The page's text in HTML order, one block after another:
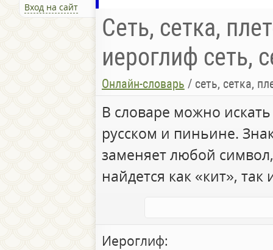
Вход на сайт
Сеть, сетка,
иероглиф сеть,
Онлайн-словарь / сеть, сетка,
В словаре можно
русском и пиньине.
заменяет любой
найдется как «кит», так
Иероглиф: